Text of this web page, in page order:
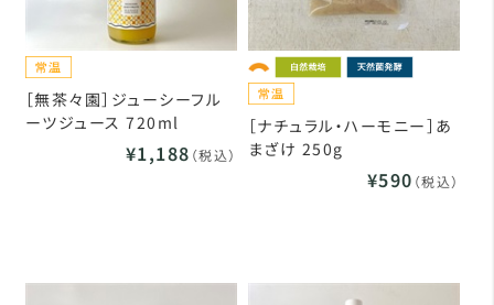
［無茶々園］ジューシーフル
ーツジュース 720ml
¥1,188 （税込）
［ナチュラル・ハーモニー］あ
まざけ 250g
¥590 （税込）